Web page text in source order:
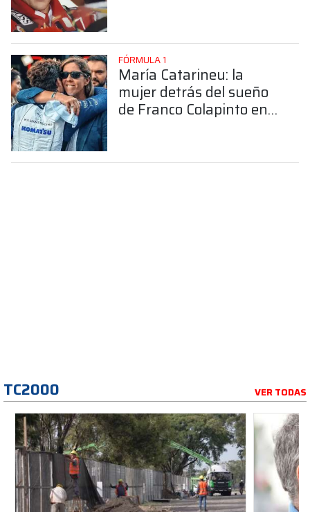
FÓRMULA 1
María Catarineu: la
mujer detrás del sueño
de Franco Colapinto en
TC2000 VER TODAS